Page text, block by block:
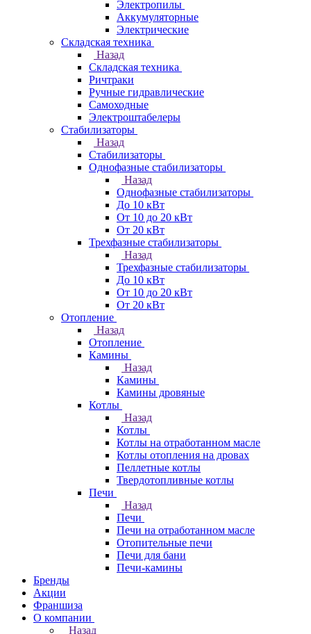
Электропилы
Аккумуляторные
Электрические
Складская техника
Назад
Складская техника
Ричтраки
Ручные гидравлические
Самоходные
Электроштабелеры
Стабилизаторы
Назад
Стабилизаторы
Однофазные стабилизаторы
Назад
Однофазные стабилизаторы
До 10 кВт
От 10 до 20 кВт
От 20 кВт
Трехфазные стабилизаторы
Назад
Трехфазные стабилизаторы
До 10 кВт
От 10 до 20 кВт
От 20 кВт
Отопление
Назад
Отопление
Камины
Назад
Камины
Камины дровяные
Котлы
Назад
Котлы
Котлы на отработанном масле
Котлы отопления на дровах
Пеллетные котлы
Твердотопливные котлы
Печи
Назад
Печи
Печи на отработанном масле
Отопительные печи
Печи для бани
Печи-камины
Бренды
Акции
Франшиза
О компании
Назад